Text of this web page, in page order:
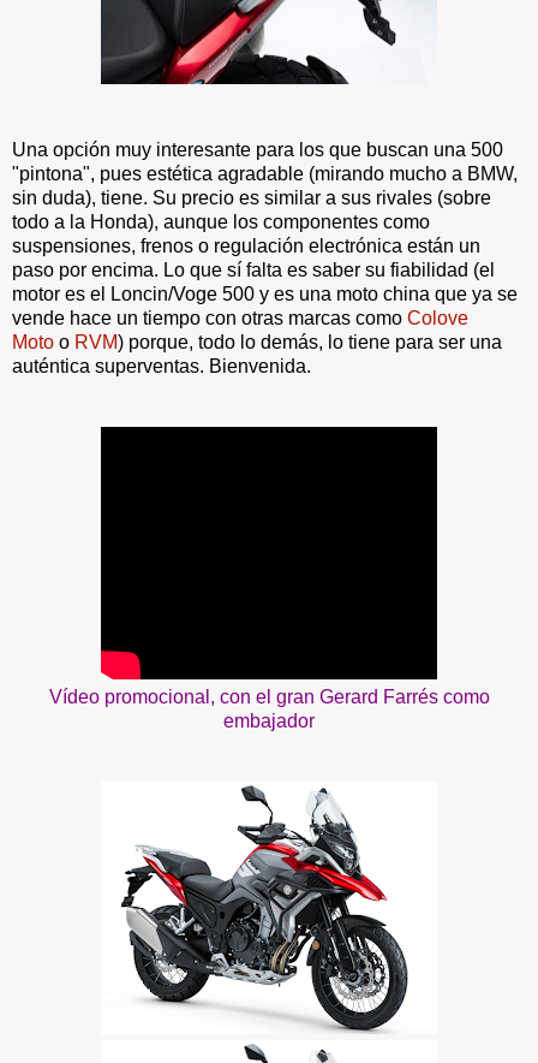
Una opción muy interesante para los que buscan una 500
"pintona", pues estética agradable (mirando mucho a BMW,
sin duda), tiene. Su precio es similar a sus rivales (sobre
todo a la Honda), aunque los componentes como
suspensiones, frenos o regulación electrónica están un
paso por encima. Lo que sí falta es saber su fiabilidad (el
motor es el Loncin/Voge 500 y es una moto china que ya se
vende hace un tiempo con otras marcas como Colove
Moto o RVM) porque, todo lo demás, lo tiene para ser una
auténtica superventas. Bienvenida.
Vídeo promocional, con el gran Gerard Farrés como
embajador